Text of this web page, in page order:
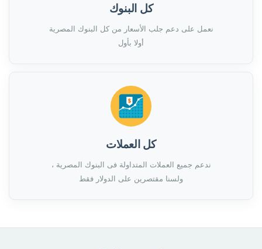
كل البنوك
نعمل على دعم جلب الأسعار من كل البنوك المصرية
أولا بأول
كل العملات
ندعم جميع العملات المتداولة فى البنوك المصرية ،
ولسنا مقتصرين على الدولار فقط